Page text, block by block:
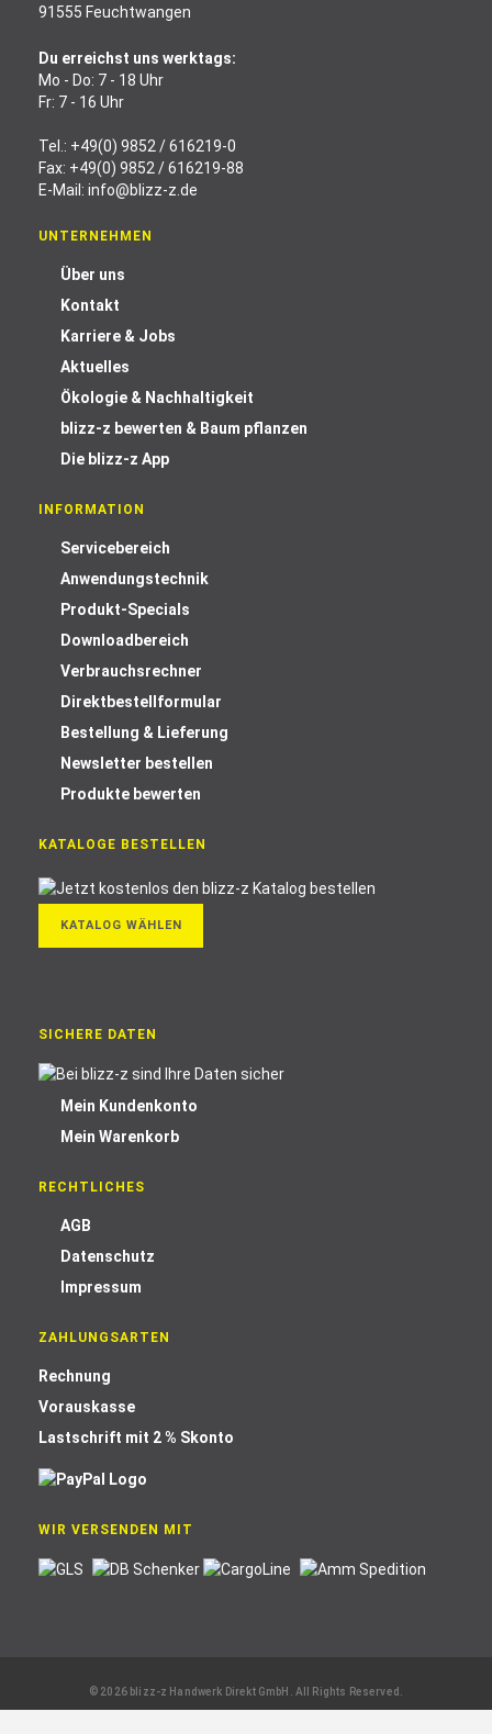
91555 Feuchtwangen
Du erreichst uns werktags:
Mo - Do: 7 - 18 Uhr
Fr: 7 - 16 Uhr
Tel.: +49(0) 9852 / 616219-0
Fax: +49(0) 9852 / 616219-88
E-Mail: info@blizz-z.de
UNTERNEHMEN
Über uns
Kontakt
Karriere & Jobs
Aktuelles
Ökologie & Nachhaltigkeit
blizz-z bewerten & Baum pflanzen
Die blizz-z App
INFORMATION
Servicebereich
Anwendungstechnik
Produkt-Specials
Downloadbereich
Verbrauchsrechner
Direktbestellformular
Bestellung & Lieferung
Newsletter bestellen
Produkte bewerten
KATALOGE BESTELLEN
KATALOG WÄHLEN
SICHERE DATEN
Mein Kundenkonto
Mein Warenkorb
RECHTLICHES
AGB
Datenschutz
Impressum
ZAHLUNGSARTEN
Rechnung
Vorauskasse
Lastschrift mit 2 % Skonto
WIR VERSENDEN MIT
© 2026 blizz-z Handwerk Direkt GmbH. All Rights Reserved.